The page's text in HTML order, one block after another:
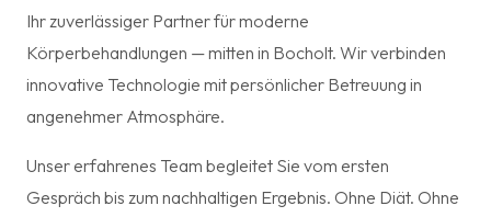
Ihr zuverlässiger Partner für moderne
Körperbehandlungen — mitten in Bocholt. Wir verbinden
innovative Technologie mit persönlicher Betreuung in
angenehmer Atmosphäre.
Unser erfahrenes Team begleitet Sie vom ersten
Gespräch bis zum nachhaltigen Ergebnis. Ohne Diät. Ohne